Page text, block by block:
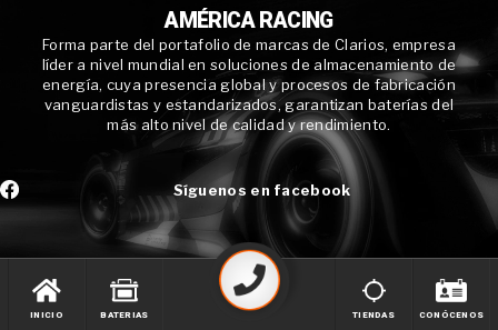
AMÉRICA RACING
Forma parte del portafolio de marcas de Clarios, empresa
líder a nivel mundial en soluciones de almacenamiento de
energía, cuya presencia global y procesos de fabricación
vanguardistas y estandarizados, garantizan baterías del
más alto nivel de calidad y rendimiento.
Síguenos en facebook
INICIO BATERIAS TIENDAS CONÓCENOS